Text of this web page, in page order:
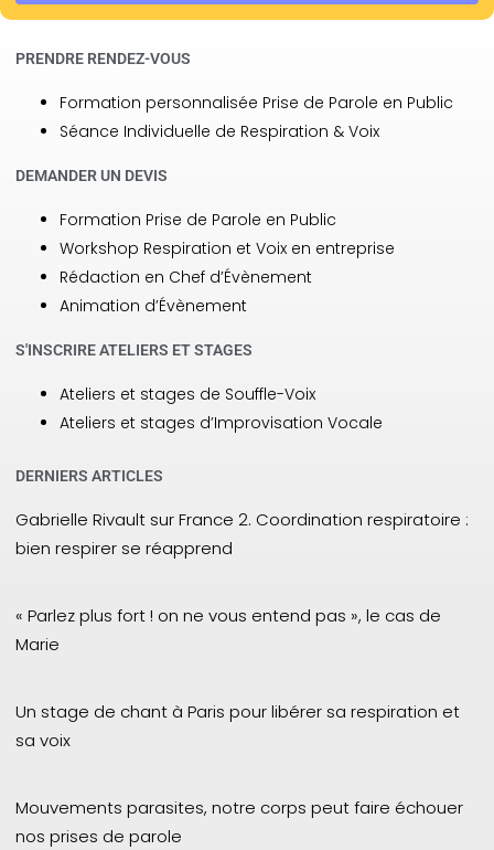
PRENDRE RENDEZ-VOUS
Formation personnalisée Prise de Parole en Public
Séance Individuelle de Respiration & Voix
DEMANDER UN DEVIS
Formation Prise de Parole en Public
Workshop Respiration et Voix en entreprise
Rédaction en Chef d’Évènement
Animation d’Évènement
S'INSCRIRE ATELIERS ET STAGES
Ateliers et stages de Souffle-Voix
Ateliers et stages d’Improvisation Vocale
DERNIERS ARTICLES
Gabrielle Rivault sur France 2. Coordination respiratoire :
bien respirer se réapprend
« Parlez plus fort ! on ne vous entend pas », le cas de
Marie
Un stage de chant à Paris pour libérer sa respiration et
sa voix
Mouvements parasites, notre corps peut faire échouer
nos prises de parole